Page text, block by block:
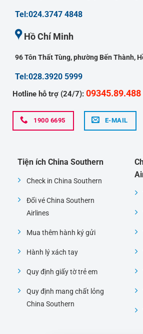
Tel:024.3747 4848
Hồ Chí Minh
96 Tôn Thất Tùng, phường Bến Thành,
Tel:028.3920 5999
Hotline hỗ trợ (24/7): 09345.89.488
1900 6695 E-MAIL
Tiện ích China Southern
Check in China Southern
Đổi vé China Southern
Airlines
Mua thêm hành ký gửi
Hành lý xách tay
Quy định giấy tờ trẻ em
Quy định mang chất lỏng
China Southern